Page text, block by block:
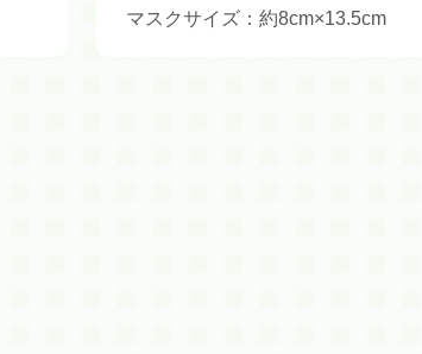
マスクサイズ：約8cm×13.5cm